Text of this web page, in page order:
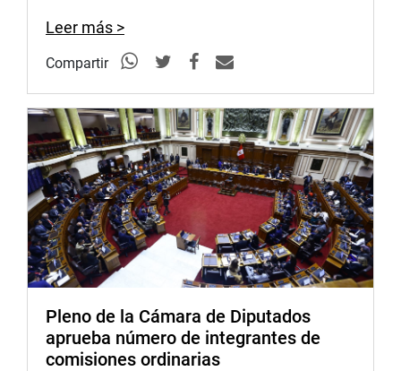
Leer más >
Compartir
Pleno de la Cámara de Diputados
aprueba número de integrantes de
comisiones ordinarias